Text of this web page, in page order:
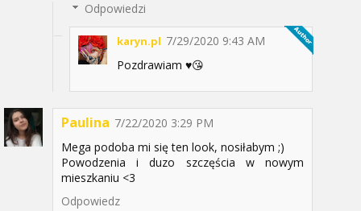
Odpowiedzi
karyn.pl 7/29/2020 9:43 AM
Pozdrawiam ♥️😘
Paulina 7/22/2020 3:29 PM
Mega podoba mi się ten look, nosiłabym ;)
Powodzenia i duzo szczęścia w nowym
mieszkaniu <3
Odpowiedz